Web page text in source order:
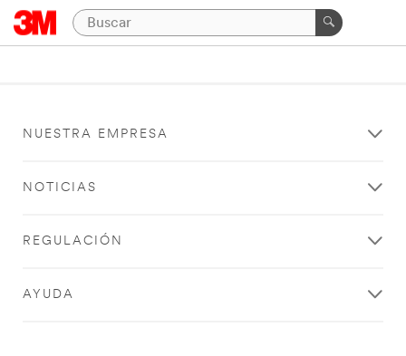
NUESTRA EMPRESA
NOTICIAS
REGULACIÓN
AYUDA